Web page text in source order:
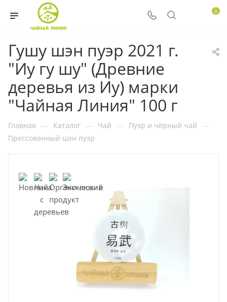
0
Гушу шэн пуэр 2021 г.
"Иу гу шу" (Древние
деревья из Иу) марки
"Чайная Линия" 100 г
Главная — Каталог — Чай — Пуэр и чёрный чай —
Прессованный шэн пуэр